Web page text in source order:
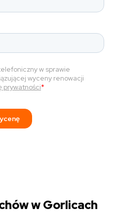
w Gorlicach